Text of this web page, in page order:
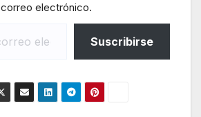
correo electrónico.
Suscribirse